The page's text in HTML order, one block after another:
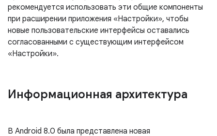
рекомендуется использовать эти общие компоненты
при расширении приложения «Настройки», чтобы
новые пользовательские интерфейсы оставались
согласованными с существующим интерфейсом
«Настройки».
Информационная архитектура
В Android 8.0 была представлена ​​новая